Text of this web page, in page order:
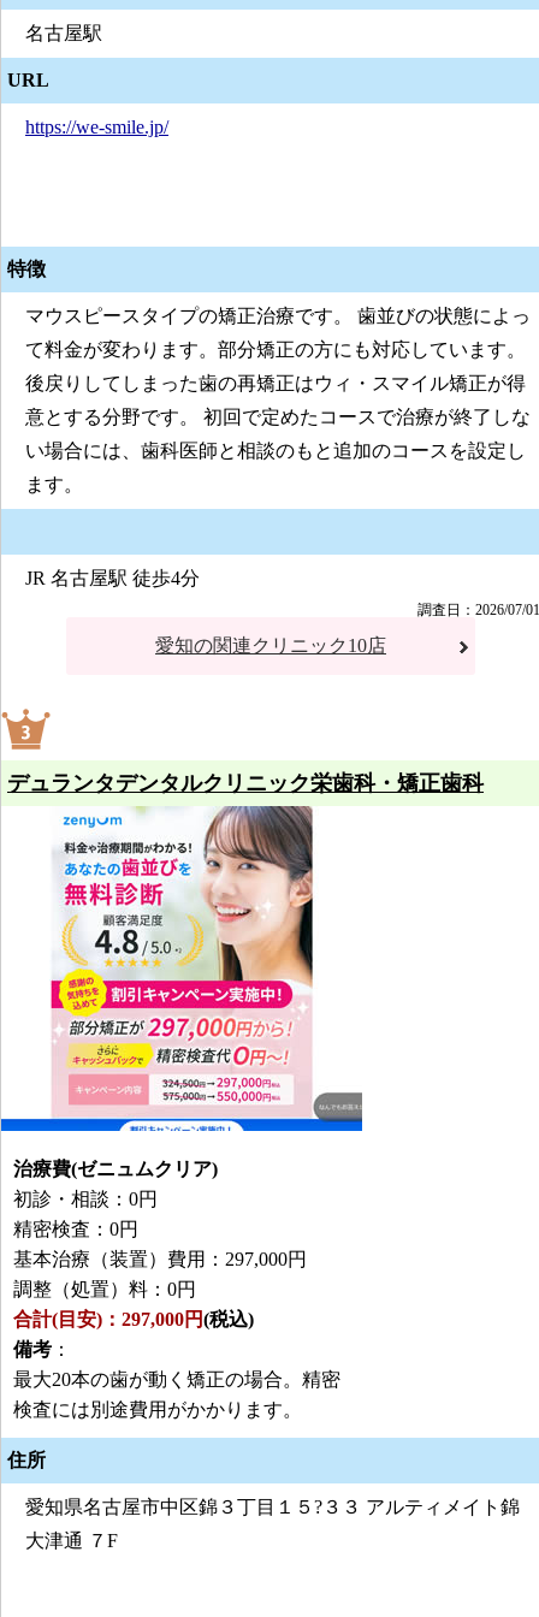
名古屋駅
URL
https://we-smile.jp/
特徴
マウスピースタイプの矯正治療です。 歯並びの状態によっ
て料金が変わります。部分矯正の方にも対応しています。
後戻りしてしまった歯の再矯正はウィ・スマイル矯正が得
意とする分野です。 初回で定めたコースで治療が終了しな
い場合には、歯科医師と相談のもと追加のコースを設定し
ます。
JR 名古屋駅 徒歩4分
調査日：2026/07/01
愛知の関連クリニック10店
デュランタデンタルクリニック栄歯科・矯正歯科
治療費(ゼニュムクリア)
初診・相談：0円
精密検査：0円
基本治療（装置）費用：297,000円
調整（処置）料：0円
合計(目安)：297,000円(税込)
備考 ：
最大20本の歯が動く矯正の場合。精密
検査には別途費用がかかります。
住所
愛知県名古屋市中区錦３丁目１５?３３ アルティメイト錦
大津通 ７F